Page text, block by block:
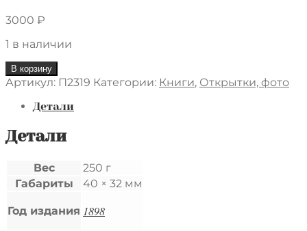
3000 ₽
1 в наличии
Количество
товара
групповая
учениц
и
неизвестной
московской
В
В корзину
Артикул: П2319 Категории: Книги, Открытки, фото
Детали
Детали
Вес
250 г
Габариты
40 × 32 мм
Год издания 1898